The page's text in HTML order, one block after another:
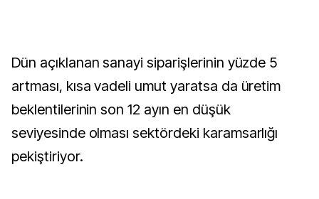
Dün açıklanan sanayi siparişlerinin yüzde 5
artması, kısa vadeli umut yaratsa da üretim
beklentilerinin son 12 ayın en düşük
seviyesinde olması sektördeki karamsarlığı
pekiştiriyor.